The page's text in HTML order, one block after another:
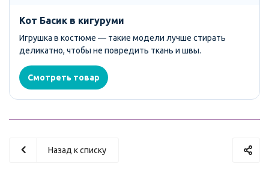
Кот Басик в кигуруми
Игрушка в костюме — такие модели лучше стирать
деликатно, чтобы не повредить ткань и швы.
Смотреть товар
Назад к списку